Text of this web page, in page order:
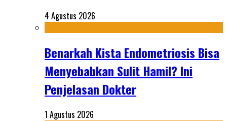
4 Agustus 2026
Benarkah Kista Endometriosis Bisa
Menyebabkan Sulit Hamil? Ini
Penjelasan Dokter
1 Agustus 2026